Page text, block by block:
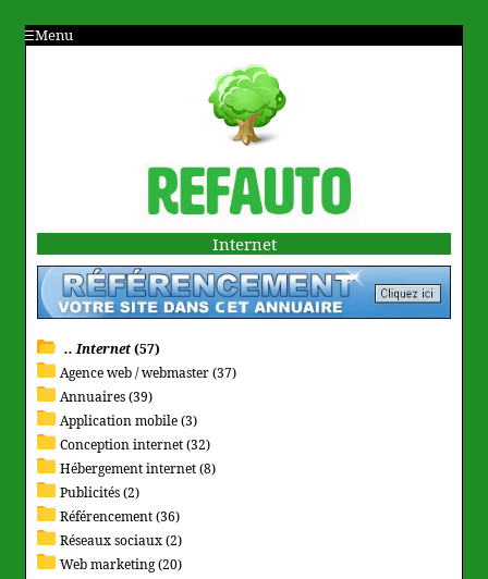
Menu
Internet
.. Internet(57)
Agence web / webmaster (37)
Annuaires (39)
Application mobile (3)
Conception internet (32)
Hébergement internet (8)
Publicités (2)
Référencement (36)
Réseaux sociaux (2)
Web marketing (20)